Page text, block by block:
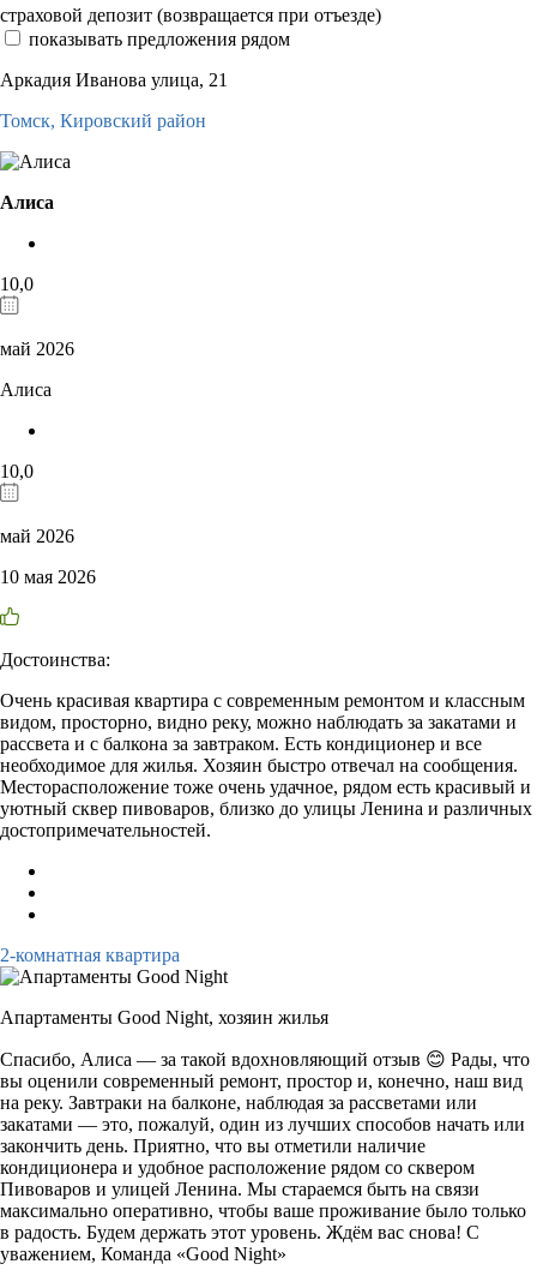
страховой депозит (возвращается при отъезде)
показывать предложения рядом
Аркадия Иванова улица, 21
Томск, Кировский район
Алиса
10,0
май 2026
Алиса
10,0
май 2026
10 мая 2026
Достоинства:
Очень красивая квартира с современным ремонтом и классным
видом, просторно, видно реку, можно наблюдать за закатами и
рассвета и с балкона за завтраком. Есть кондиционер и все
необходимое для жилья. Хозяин быстро отвечал на сообщения.
Месторасположение тоже очень удачное, рядом есть красивый и
уютный сквер пивоваров, близко до улицы Ленина и различных
достопримечательностей.
2-комнатная квартира
Апартаменты Good Night, хозяин жилья
Спасибо, Алиса — за такой вдохновляющий отзыв 😊 Рады, что
вы оценили современный ремонт, простор и, конечно, наш вид
на реку. Завтраки на балконе, наблюдая за рассветами или
закатами — это, пожалуй, один из лучших способов начать или
закончить день. Приятно, что вы отметили наличие
кондиционера и удобное расположение рядом со сквером
Пивоваров и улицей Ленина. Мы стараемся быть на связи
максимально оперативно, чтобы ваше проживание было только
в радость. Будем держать этот уровень. Ждём вас снова! С
уважением, Команда «Good Night»